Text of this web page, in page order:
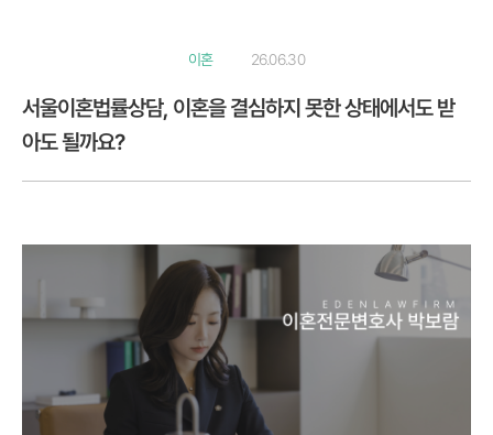
이혼 26.06.30
서울이혼법률상담, 이혼을 결심하지 못한 상태에서도 받
아도 될까요?